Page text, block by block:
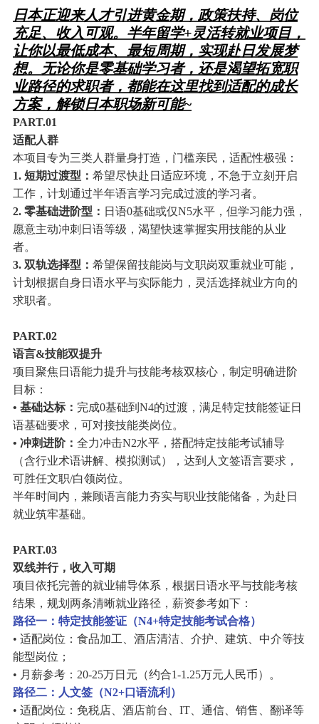
日本正迎来人才引进黄金期，政策扶持、岗位
充足、收入可观。半年留学+灵活转就业项目，
让你以最低成本、最短周期，实现赴日发展梦
想。
无论你是零基础学习者，还是渴望拓宽职
业路径的求职者，都能在这里找到适配的成长
方案，解锁日本职场新可能~
PART.01
适配人群
本项目专为三类人群量身打造，门槛亲民，适配性极强：
1. 短期过渡型： 希望尽快赴日适应环境，不急于立刻开启
工作，计划通过半年语言学习完成过渡的学习者。
2. 零基础进阶型： 日语0基础或仅N5水平，但学习能力强，
愿意主动冲刺日语等级，渴望快速掌握实用技能的从业
者。
3. 双轨选择型： 希望保留技能岗与文职岗双重就业可能，
计划根据自身日语水平与实际能力，灵活选择就业方向的
求职者。
PART.02
语言&技能双提升
项目聚焦日语能力提升与技能考核双核心，制定明确进阶
目标：
• 基础达标： 完成0基础到N4的过渡，满足特定技能签证日
语基础要求，可对接技能类岗位。
• 冲刺进阶： 全力冲击N2水平，搭配特定技能考试辅导
（含行业术语讲解、模拟测试），达到人文签语言要求，
可胜任文职/白领岗位。
半年时间内，兼顾语言能力夯实与职业技能储备，为赴日
就业筑牢基础。
PART.03
双线并行，收入可期
项目依托完善的就业辅导体系，根据日语水平与技能考核
结果，规划两条清晰就业路径，薪资参考如下：
路径一：特定技能签证（N4+特定技能考试合格）
• 适配岗位：食品加工、酒店清洁、介护、建筑、中介等技
能型岗位；
• 月薪参考：20-25万日元（约合1-1.25万元人民币）。
路径二：人文签（N2+口语流利）
• 适配岗位：免税店、酒店前台、IT、通信、销售、翻译等